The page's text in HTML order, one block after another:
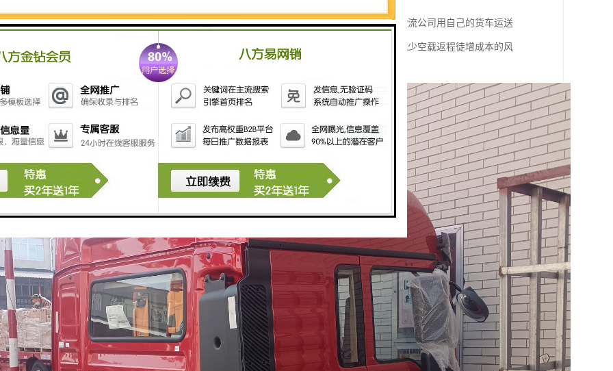
家重载铁路和地方铁路两大种类，其中铁路在国内物流行业领域里又被广泛称为物流专线、即物流公司用自己的货车运送
专线目的地，物流专线所属公司总部一般在目的地有自己的分公司，这样货车来回都有货装、减少空载返程徒增成本的风